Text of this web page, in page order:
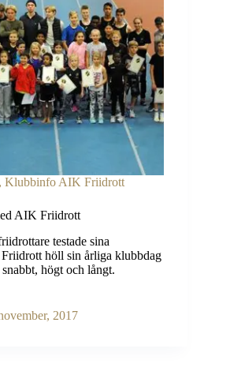
, Klubbinfo AIK Friidrott
AIK Friidrott
testade sina
höll sin årliga klubbdag
högt och långt.
2017